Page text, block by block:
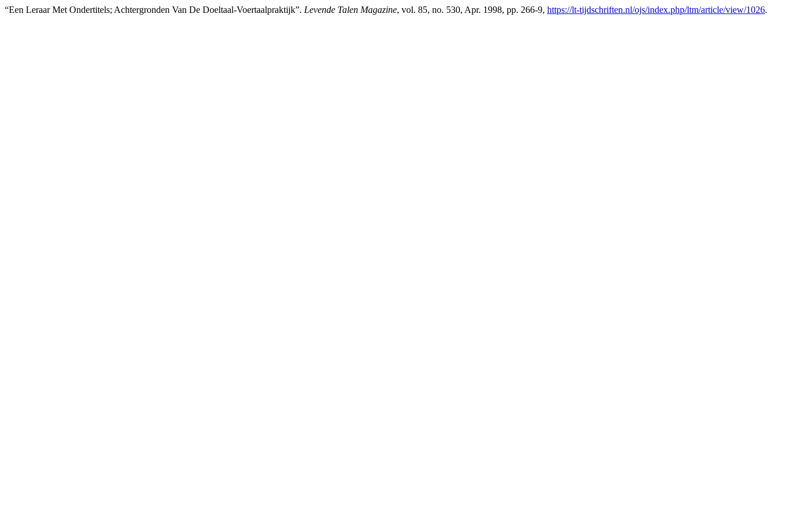
“Een Leraar Met Ondertitels; Achtergronden Van De Doeltaal-Voertaalpraktijk”. Levende Talen Magazine, vol. 85, no. 530, Apr. 1998, pp. 266-9, https://lt-tijdschriften.nl/ojs/index.php/ltm/article/view/1026.